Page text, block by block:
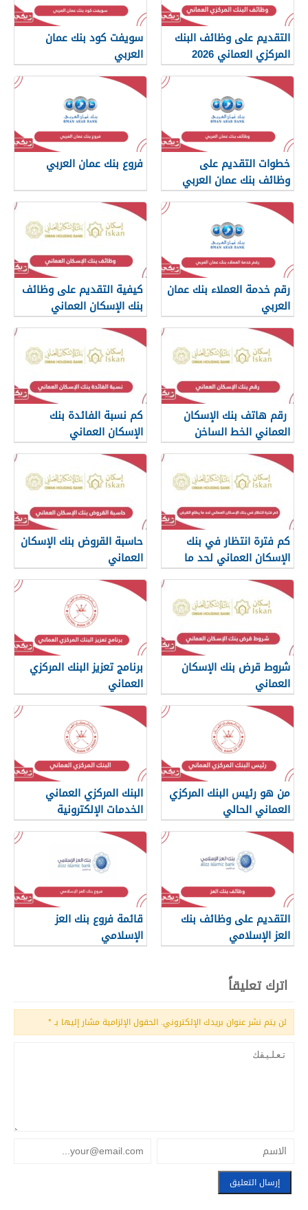
التقديم على وظائف البنك
المركزي العماني 2026
سويفت كود بنك عمان
العربي
خطوات التقديم على
وظائف بنك عمان العربي
فروع بنك عمان العربي
رقم خدمة العملاء بنك عمان
العربي
كيفية التقديم على وظائف
بنك الإسكان العماني
رقم هاتف بنك الإسكان
العماني الخط الساخن
كم نسبة الفائدة بنك
الإسكان العماني
كم فترة انتظار في بنك
الإسكان العماني لحد ما
يطلع القرض
حاسبة القروض بنك الإسكان
العماني
شروط قرض بنك الإسكان
العماني
برنامج تعزيز البنك المركزي
العماني
من هو رئيس البنك المركزي
العماني الحالي
البنك المركزي العماني
الخدمات الإلكترونية
التقديم على وظائف بنك
العز الإسلامي
قائمة فروع بنك العز
الإسلامي
اترك تعليقاً
لن يتم نشر عنوان بريدك الإلكتروني. الحقول الإلزامية مشار إليها بـ*